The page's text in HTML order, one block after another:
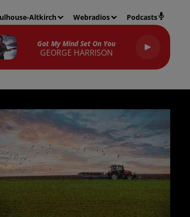
Altkirch Webradios Podcasts
Got My Mind Set On You
GEORGE HARRISON